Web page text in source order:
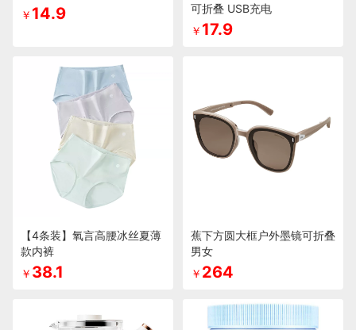
￥ 14.9
可折叠 USB充电
￥ 17.9
【4条装】氧言高腰冰丝夏薄
款内裤
￥ 38.1
蕉下方圆大框户外墨镜可折叠
男女
￥ 264